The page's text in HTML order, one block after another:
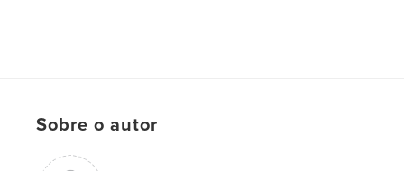
Sobre o autor